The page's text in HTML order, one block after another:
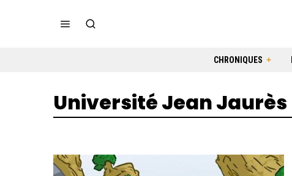
CHRONIQUES
Université Jean Jaurès